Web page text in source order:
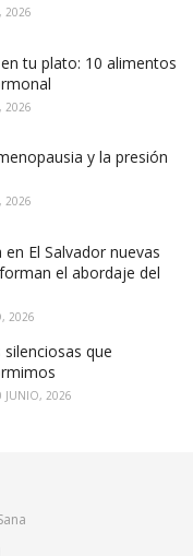
2026
tu plato: 10 alimentos
2026
y la presión
2026
El Salvador nuevas
el abordaje del
2026
silenciosas que
JUNIO, 2026